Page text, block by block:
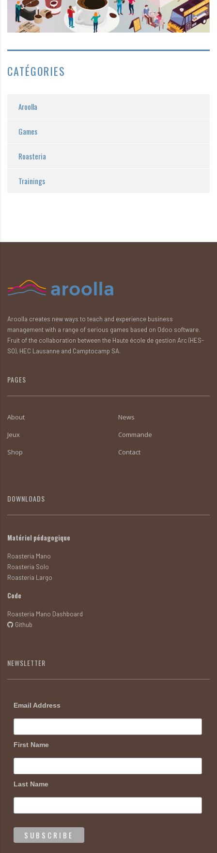
CATÉGORIES
Aroolla
Games
Roasteria
Trainings
Aroolla creates new ways to teach and experience business
management with a range of serious games based on Odoo software.
Fruit of the collaboration between the Haute école de gestion Arc (HES-
SO), HEC Lausanne and Camptocamp SA.
PAGES
About
News
Jeux
Commande
Shop
Contact
DOWNLOADS
Matériel pédagogique
Roasteria Mano
Roasteria Solo
Roasteria Largo
Code
Roasteria Mano Dashboard
Github
NEWSLETTER
Email Address
First Name
Last Name